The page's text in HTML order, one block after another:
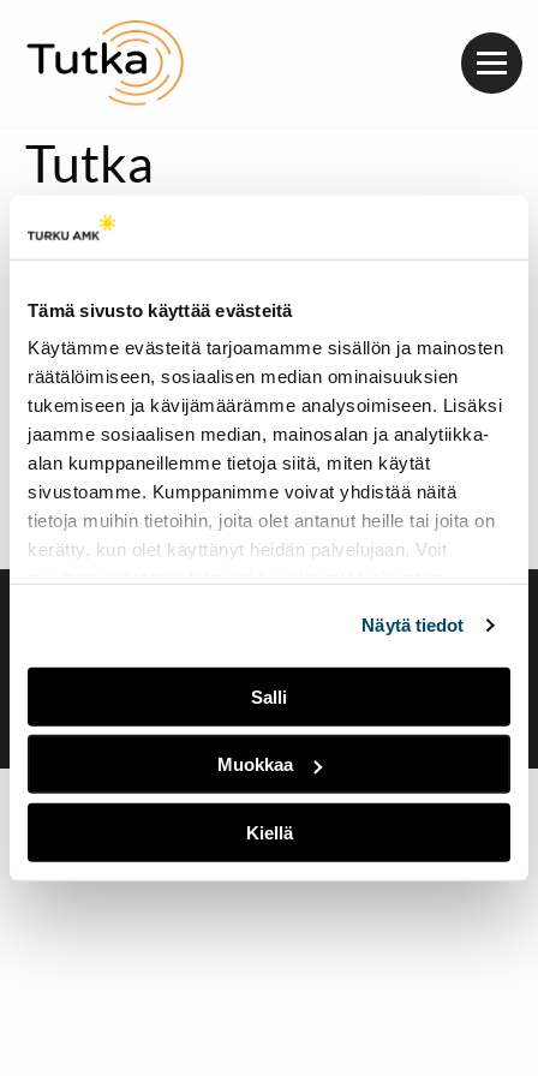
Tämä sivusto käyttää evästeitä
Käytämme evästeitä tarjoamamme sisällön ja mainosten
räätälöimiseen, sosiaalisen median ominaisuuksien
tukemiseen ja kävijämäärämme analysoimiseen. Lisäksi
jaamme sosiaalisen median, mainosalan ja analytiikka-
alan kumppaneillemme tietoja siitä, miten käytät
sivustoamme. Kumppanimme voivat yhdistää näitä
tietoja muihin tietoihin, joita olet antanut heille tai joita on
kerätty, kun olet käyttänyt heidän palvelujaan. Voit
Näytä tiedot
Salli
Muokkaa
Kiellä
Tutka